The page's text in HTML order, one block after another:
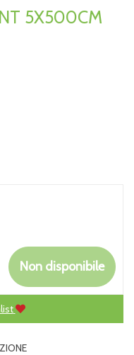
5X500CM
Non disponibile